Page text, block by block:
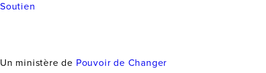
Soutien
Un ministère de Pouvoir de Changer